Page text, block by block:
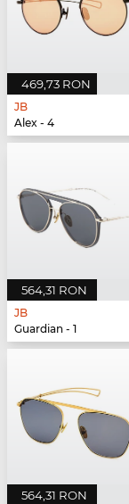
469,73 RON
JB
Alex - 4
564,31 RON
JB
Guardian - 1
564,31 RON